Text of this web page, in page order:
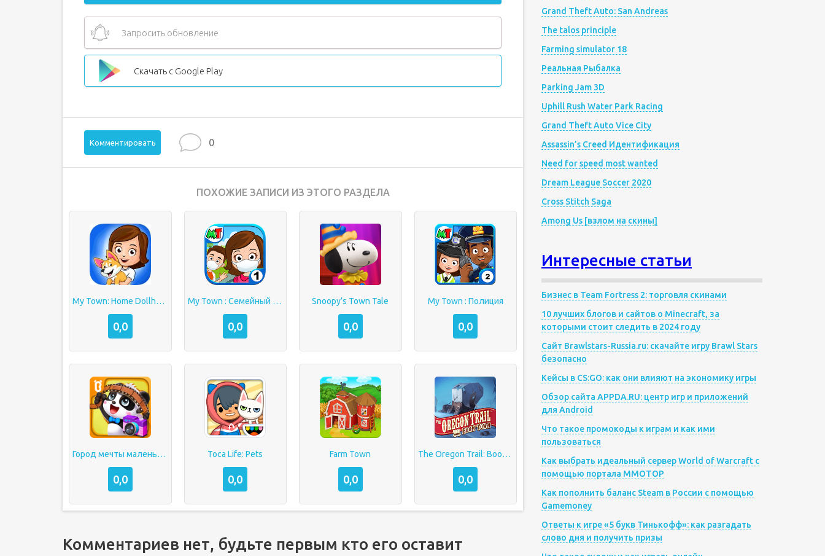
Запросить обновление
Скачать с Google Play
Комментировать 0
ПОХОЖИЕ ЗАПИСИ ИЗ ЭТОГО РАЗДЕЛА
My Town: Home Dollhouse
0,0
My Town : Семейный дом
0,0
Snoopy’s Town Tale
0,0
My Town : Полиция
0,0
Город мечты маленькой панды
0,0
Toca Life: Pets
0,0
Farm Town
0,0
The Oregon Trail: Boom Town
0,0
Комментариев нет, будьте первым кто его оставит
Grand Theft Auto: San Andreas
The talos principle
Farming simulator 18
Реальная Рыбалка
Parking Jam 3D
Uphill Rush Water Park Racing
Grand Theft Auto Vice City
Assassin’s Creed Идентификация
Need for speed most wanted
Dream League Soccer 2020
Cross Stitch Saga
Among Us [взлом на скины]
Интересные статьи
Бизнес в Team Fortress 2: торговля скинами
10 лучших блогов и сайтов о Minecraft, за
которыми стоит следить в 2024 году
Сайт Brawlstars-Russia.ru: скачайте игру Brawl Stars
безопасно
Кейсы в CS:GO: как они влияют на экономику игры
Обзор сайта APPDA.RU: центр игр и приложений
для Android
Что такое промокоды к играм и как ими
пользоваться
Как выбрать идеальный сервер World of Warcraft с
помощью портала MMOTOP
Как пополнить баланс Steam в России с помощью
Gamemoney
Ответы к игре «5 букв Тинькофф»: как разгадать
слово дня и получить призы